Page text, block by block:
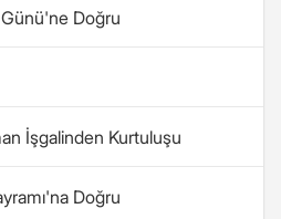
Doğru
İşgalinden Kurtuluşu
Doğru